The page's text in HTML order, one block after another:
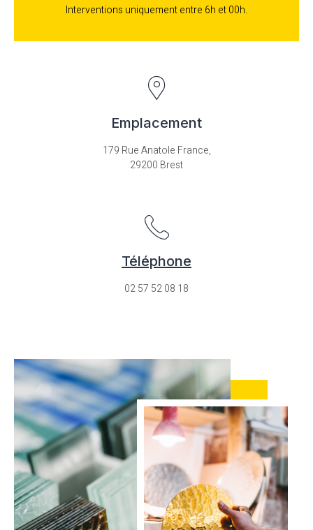
Emplacement
179 Rue Anatole France,
29200 Brest
Téléphone
02 57 52 08 18
Interventions uniquement entre 6h et 00h.